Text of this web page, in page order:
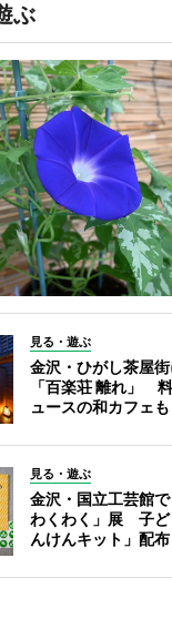
ぶ
見る・遊ぶ
金沢・ひがし茶屋
「百楽荘 離れ」
ュースの和カフェも
見る・遊ぶ
金沢・国立工芸館で
わくわく」展 子ど
んけんキット」配布